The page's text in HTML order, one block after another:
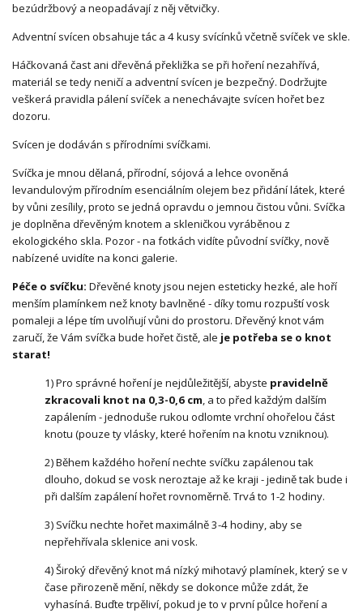
bezúdržbový a neopadávají z něj větvičky.
Adventní svícen obsahuje tác a 4 kusy svícínků včetně svíček ve skle.
Háčkovaná čast ani dřevěná překližka se při hoření nezahřívá,
materiál se tedy neničí a adventní svícen je bezpečný. Dodržujte
veškerá pravidla pálení svíček a nenechávajte svícen hořet bez
dozoru.
Svícen je dodáván s přírodními svíčkami.
Svíčka je mnou dělaná, přírodní, sójová a lehce ovoněná
levandulovým přírodním esenciálním olejem bez přidání látek, které
by vůni zesílily, proto se jedná opravdu o jemnou čistou vůni. Svíčka
je doplněna dřevěným knotem a skleničkou vyráběnou z
ekologického skla. Pozor - na fotkách vidíte původní svíčky, nově
nabízené uvidíte na konci galerie.
Péče o svíčku: Dřevěné knoty jsou nejen esteticky hezké, ale hoří
menším plamínkem než knoty bavlněné - díky tomu rozpuští vosk
pomaleji a lépe tím uvolňují vůni do prostoru. Dřevěný knot vám
zaručí, že Vám svíčka bude hořet čistě, ale je potřeba se o knot
starat!
1) Pro správné hoření je nejdůležitější, abyste pravidelně
zkracovali knot na 0,3-0,6 cm, a to před každým dalším
zapálením - jednoduše rukou odlomte vrchní ohořelou část
knotu (pouze ty vlásky, které hořením na knotu vzniknou).
2) Během každého hoření nechte svíčku zapálenou tak
dlouho, dokud se vosk neroztaje až ke kraji - jedině tak bude i
při dalším zapálení hořet rovnoměrně. Trvá to 1-2 hodiny.
3) Svíčku nechte hořet maximálně 3-4 hodiny, aby se
nepřehřívala sklenice ani vosk.
4) Široký dřevěný knot má nízký mihotavý plamínek, který se v
čase přirozeně mění, někdy se dokonce může zdát, že
vyhasíná. Buďte trpěliví, pokud je to v první půlce hoření a